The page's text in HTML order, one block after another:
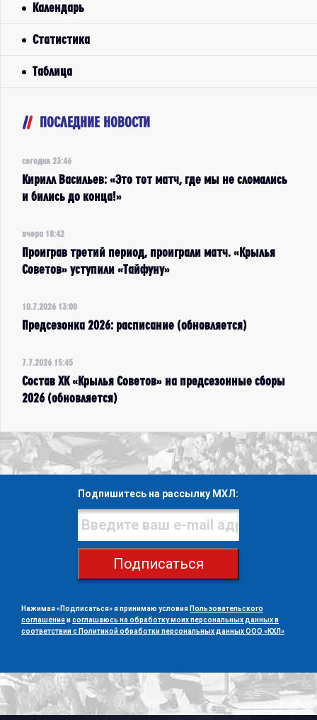
Календарь
Статистика
Таблица
ПОСЛЕДНИЕ НОВОСТИ
сегодня 23:46
Кирилл Васильев: «Это тот матч, где мы не сломались
и бились до конца!»
вчера 18:42
Проиграв третий период, проиграли матч. «Крылья
Советов» уступили «Тайфуну»
10.7.2026 13:00
Предсезонка 2026: расписание (обновляется)
7.7.2026 15:45
Состав ХК «Крылья Советов» на предсезонные сборы
2026 (обновляется)
Подпишитесь на рассылку МХЛ:
Подписаться
Нажимая «Подписаться» я принимаю условия Пользовательского
соглашенияисоглашаюсь на обработку моих персональных данных в
соответствии с Политикой обработки персональных данных ООО «КХЛ»